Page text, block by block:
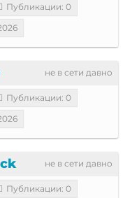
Публикации: 0
не в сети давно
Публикации: 0
не в сети давно
Публикации: 0